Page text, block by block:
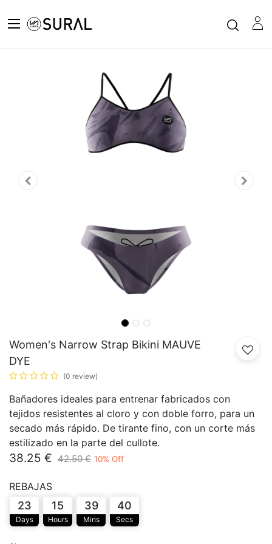
All Products
SWIM
Women's Narrow Strap Bikini MAUVE
DYE
(0 review)
Bañadores ideales para entrenar fabricados con
tejidos resistentes al cloro y con doble forro, para un
secado más rápido. De tirante fino, con un corte más
estilizado en la parte del cullote.
38.25 € 42.50€ 10% Off
REBAJAS
23
Days
15
Hours
39
Mins
40
Secs